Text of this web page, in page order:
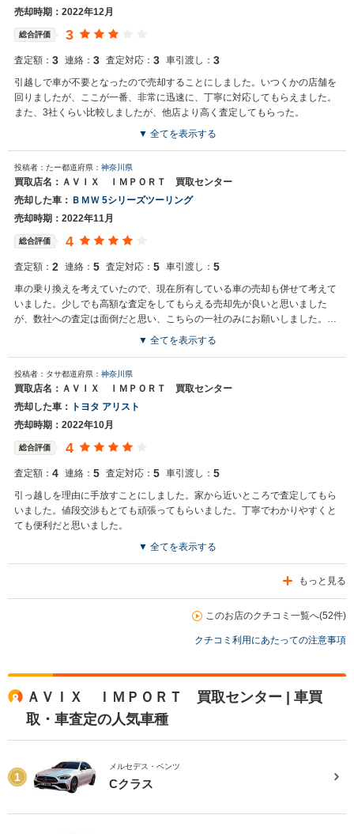
売却時期：2022年12月
総合評価 3
査定額： 3 連絡： 3 査定対応： 3 車引渡し： 3
引越しで車が不要となったので売却することにしました。いつくかの店舗を
回りましたが、ここが一番、非常に迅速に、丁寧に対応してもらえました。
また、3社くらい比較しましたが、他店より高く査定してもらった。
▼ 全てを表示する
投稿者：たー都道府県： 神奈川県
買取店名：ＡＶＩＸ ＩＭＰＯＲＴ 買取センター
売却した車： ＢＭＷ 5シリーズツーリング
売却時期：2022年11月
総合評価 4
査定額： 2 連絡： 5 査定対応： 5 車引渡し： 5
車の乗り換えを考えていたので、現在所有している車の売却も併せて考えて
いました。少しでも高額な査定をしてもらえる売却先が良いと思いました
が、数社への査定は面倒だと思い、こちらの一社のみにお願いしました。他
への査定もお願いした方が良かったのかもしれませんが、こちらの査定であ
▼ 全てを表示する
投稿者：タサ都道府県： 神奈川県
買取店名：ＡＶＩＸ ＩＭＰＯＲＴ 買取センター
売却した車：
トヨタ アリスト
売却時期：2022年10月
総合評価 4
査定額： 4 連絡： 5 査定対応： 5 車引渡し： 5
引っ越しを理由に手放すことにしました。家から近いところで査定してもら
いました。値段交渉もとても頑張ってもらいました。丁寧でわかりやすくと
ても便利だと思いました。
▼ 全てを表示する
もっと見る
このお店のクチコミ一覧へ(52件)
クチコミ利用にあたっての注意事項
ＡＶＩＸ ＩＭＰＯＲＴ 買取センター | 車買
取・車査定の人気車種
1
メルセデス・ベンツ
Cクラス